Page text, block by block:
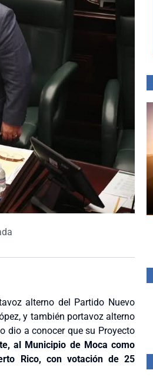
alterno del Partido Nuevo
y también portavoz alterno
dio a conocer que su Proyecto
al Municipio de Moca como
Rico, con votación de 25